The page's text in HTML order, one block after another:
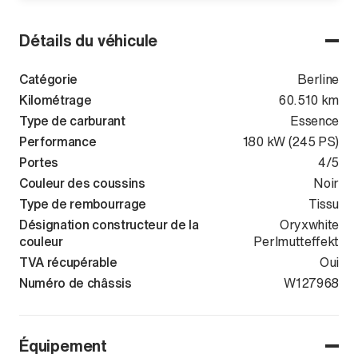
Détails du véhicule
Catégorie
Berline
Kilométrage
60.510 km
Type de carburant
Essence
Performance
180 kW (245 PS)
Portes
4/5
Couleur des coussins
Noir
Type de rembourrage
Tissu
Désignation constructeur de la
couleur
Oryxwhite
Perlmutteffekt
TVA récupérable
Oui
Numéro de châssis
WVWZZZCDZMW127968
Équipement